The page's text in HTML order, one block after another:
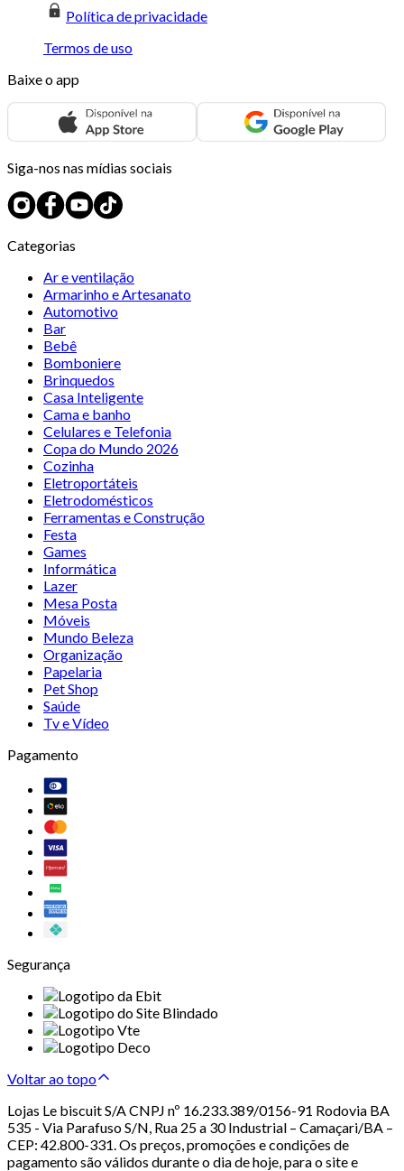
Política de privacidade
Termos de uso
Baixe o app
Siga-nos nas mídias sociais
Categorias
Ar e ventilação
Armarinho e Artesanato
Automotivo
Bar
Bebê
Bomboniere
Brinquedos
Casa Inteligente
Cama e banho
Celulares e Telefonia
Copa do Mundo 2026
Cozinha
Eletroportáteis
Eletrodomésticos
Ferramentas e Construção
Festa
Games
Informática
Lazer
Mesa Posta
Móveis
Mundo Beleza
Organização
Papelaria
Pet Shop
Saúde
Tv e Vídeo
Pagamento
Segurança
Voltar ao topo
Lojas Le biscuit S/A CNPJ nº 16.233.389/0156-91 Rodovia BA
535 - Via Parafuso S/N, Rua 25 a 30 Industrial – Camaçari/BA –
CEP: 42.800-331. Os preços, promoções e condições de
pagamento são válidos durante o dia de hoje, para o site e